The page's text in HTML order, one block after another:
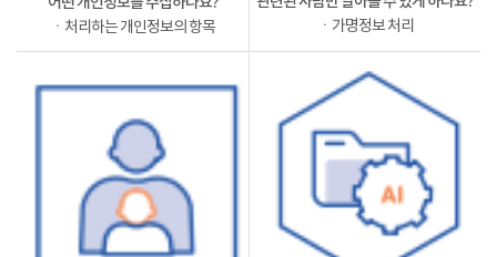
ㆍ처리하는 개인정보의 항목 ㆍ가명정보 처리